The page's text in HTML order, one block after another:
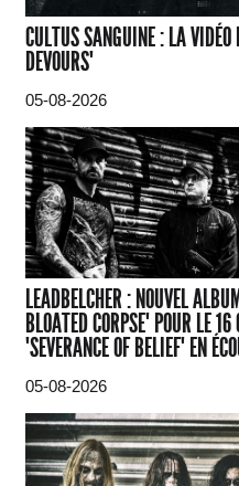
CULTUS SANGUINE : LA VIDÉO
DEVOURS"
05-08-2026
LEADBELCHER : NOUVEL
BLOATED CORPSE" POUR LE 16
"SEVERANCE OF BELIEF" EN
05-08-2026